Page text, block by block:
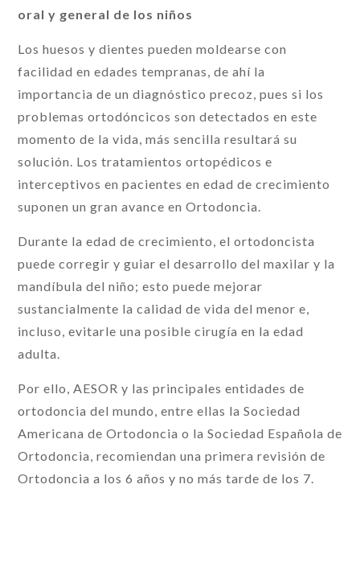
oral y general de los niños
Los huesos y dientes pueden moldearse con
facilidad en edades tempranas, de ahí la
importancia de un diagnóstico precoz, pues si los
problemas ortodóncicos son detectados en este
momento de la vida, más sencilla resultará su
solución. Los tratamientos ortopédicos e
interceptivos en pacientes en edad de crecimiento
suponen un gran avance en Ortodoncia.
Durante la edad de crecimiento, el ortodoncista
puede corregir y guiar el desarrollo del maxilar y la
mandíbula del niño; esto puede mejorar
sustancialmente la calidad de vida del menor e,
incluso, evitarle una posible cirugía en la edad
adulta.
Por ello, AESOR y las principales entidades de
ortodoncia del mundo, entre ellas la Sociedad
Americana de Ortodoncia o la Sociedad Española de
Ortodoncia, recomiendan una primera revisión de
Ortodoncia a los 6 años y no más tarde de los 7.